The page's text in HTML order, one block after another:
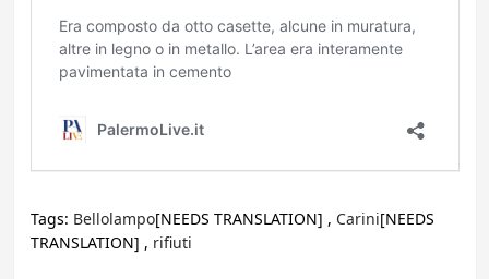
Tags: Bellolampo[NEEDS TRANSLATION] , Carini[NEEDS
TRANSLATION] , rifiuti